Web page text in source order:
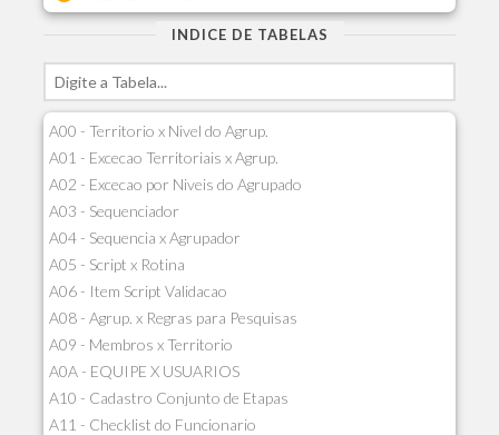
INDICE DE TABELAS
A00 - Territorio x Nivel do Agrup.
A01 - Excecao Territoriais x Agrup.
A02 - Excecao por Niveis do Agrupado
A03 - Sequenciador
A04 - Sequencia x Agrupador
A05 - Script x Rotina
A06 - Item Script Validacao
A08 - Agrup. x Regras para Pesquisas
A09 - Membros x Territorio
A0A - EQUIPE X USUARIOS
A10 - Cadastro Conjunto de Etapas
A11 - Checklist do Funcionario